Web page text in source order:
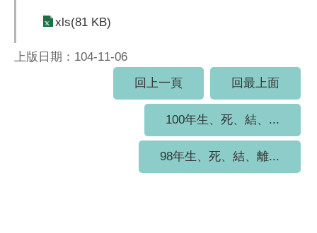
xls(81 KB)
上版日期：104-11-06
回上一頁
回最上面
100年生、死、結、...
98年生、死、結、離...